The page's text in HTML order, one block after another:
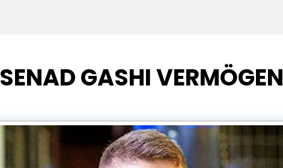
SENAD GASHI VERMÖGEN